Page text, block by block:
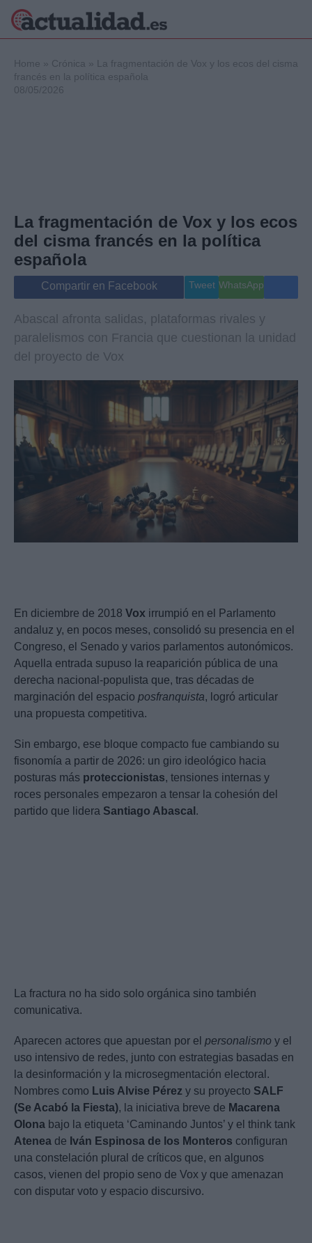
Internacional
Viajes
Gente
Musica
Home » Crónica »
La fragmentación de Vox y los ecos del cisma
francés en la política española
08/05/2026
La fragmentación de Vox y los ecos
del cisma francés en la política
española
Compartir en Facebook Tweet WhatsApp
Abascal afronta salidas, plataformas rivales y
paralelismos con Francia que cuestionan la unidad
del proyecto de Vox
En diciembre de 2018 Vox irrumpió en el Parlamento
andaluz y, en pocos meses, consolidó su presencia en el
Congreso, el Senado y varios parlamentos autonómicos.
Aquella entrada supuso la reaparición pública de una
derecha nacional-populista que, tras décadas de
marginación del espacio posfranquista, logró articular
una propuesta competitiva.
Sin embargo, ese bloque compacto fue cambiando su
fisonomía a partir de 2026: un giro ideológico hacia
posturas más proteccionistas, tensiones internas y
roces personales empezaron a tensar la cohesión del
partido que lidera Santiago Abascal .
La fractura no ha sido solo orgánica sino también
comunicativa.
Aparecen actores que apuestan por el personalismo y el
uso intensivo de redes, junto con estrategias basadas en
la desinformación y la microsegmentación electoral.
Nombres como Luis Alvise Pérez y su proyecto SALF
(Se Acabó la Fiesta), la iniciativa breve de Macarena
Olona bajo la etiqueta ‘Caminando Juntos’ y el think tank
Atenea de Iván Espinosa de los Monteros configuran
una constelación plural de críticos que, en algunos
casos, vienen del propio seno de Vox y que amenazan
con disputar voto y espacio discursivo.